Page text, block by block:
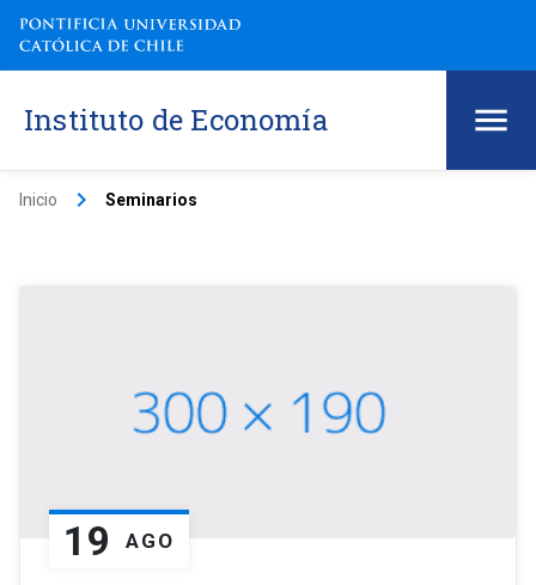
Instituto de Economía
Inicio keyboard_arrow_right Seminarios
19 AGO